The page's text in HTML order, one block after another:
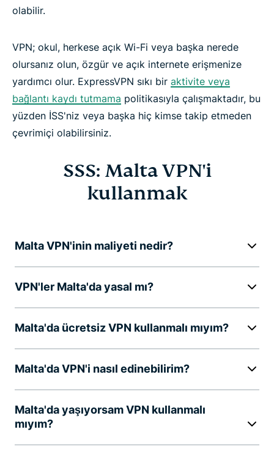
olabilir.
VPN; okul, herkese açık Wi-Fi veya başka nerede
olursanız olun, özgür ve açık internete erişmenize
yardımcı olur. ExpressVPN sıkı bir aktivite veya
bağlantı kaydı tutmama politikasıyla çalışmaktadır, bu
yüzden İSS'niz veya başka hiç kimse takip etmeden
çevrimiçi olabilirsiniz.
SSS: Malta VPN'i
kullanmak
Malta VPN'inin maliyeti nedir?
VPN'ler Malta'da yasal mı?
Malta'da ücretsiz VPN kullanmalı mıyım?
Malta'da VPN'i nasıl edinebilirim?
Malta'da yaşıyorsam VPN kullanmalı
mıyım?